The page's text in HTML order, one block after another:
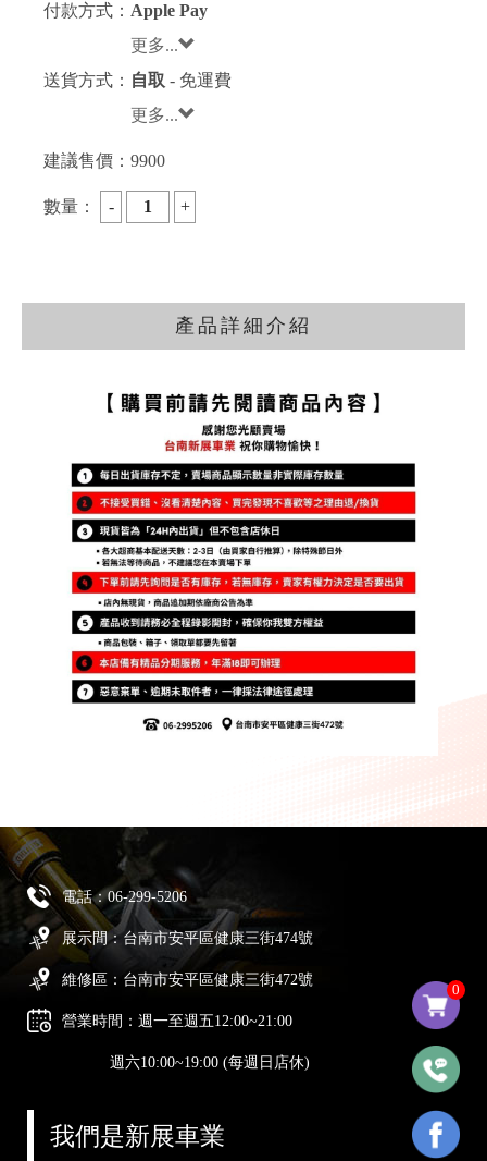
0
付款方式： Apple Pay
更多...
送貨方式： 自取 - 免運費
更多...
建議售價： 9900
數量：
產品詳細介紹
電話：06-299-5206
展示間：台南市安平區健康三街474號
維修區：台南市安平區健康三街472號
營業時間：週一至週五12:00~21:00
週六10:00~19:00 (每週日店休)
我們是新展車業